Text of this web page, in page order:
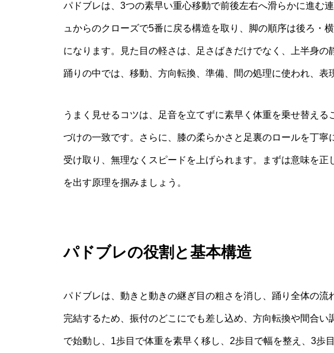
パドブレは、3つの素早い重心移動で前後左右へ滑らかに進む
ュからのクローズで5番に戻る構造を取り、脚の順序は後ろ・
になります。見た目の軽さは、足さばきだけでなく、上半身の
踊りの中では、移動、方向転換、準備、間の処理に使われ、表
うまく見せるコツは、足音を立てずに素早く体重を乗せ替え
づけの一致です。さらに、膝の柔らかさと足裏のロールを丁寧
受け取り、無理なくスピードを上げられます。まずは意味を正
を出す原理を掴みましょう。
パドブレの役割と基本構造
パドブレは、動きと動きの継ぎ目の粗さを消し、踊り全体の
完結するため、振付のどこにでも差し込め、方向転換や間合い
で始動し、1歩目で体重を素早く移し、2歩目で幅を整え、3歩